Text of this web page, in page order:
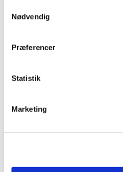
Nødvendig
Præferencer
Statistik
Marketing
Du vil måske